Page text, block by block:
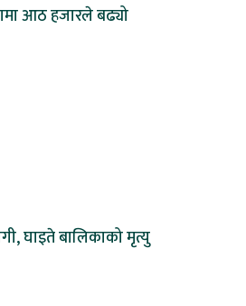
आठ हजारले बढ्यो
घाइते बालिकाको मृत्यु